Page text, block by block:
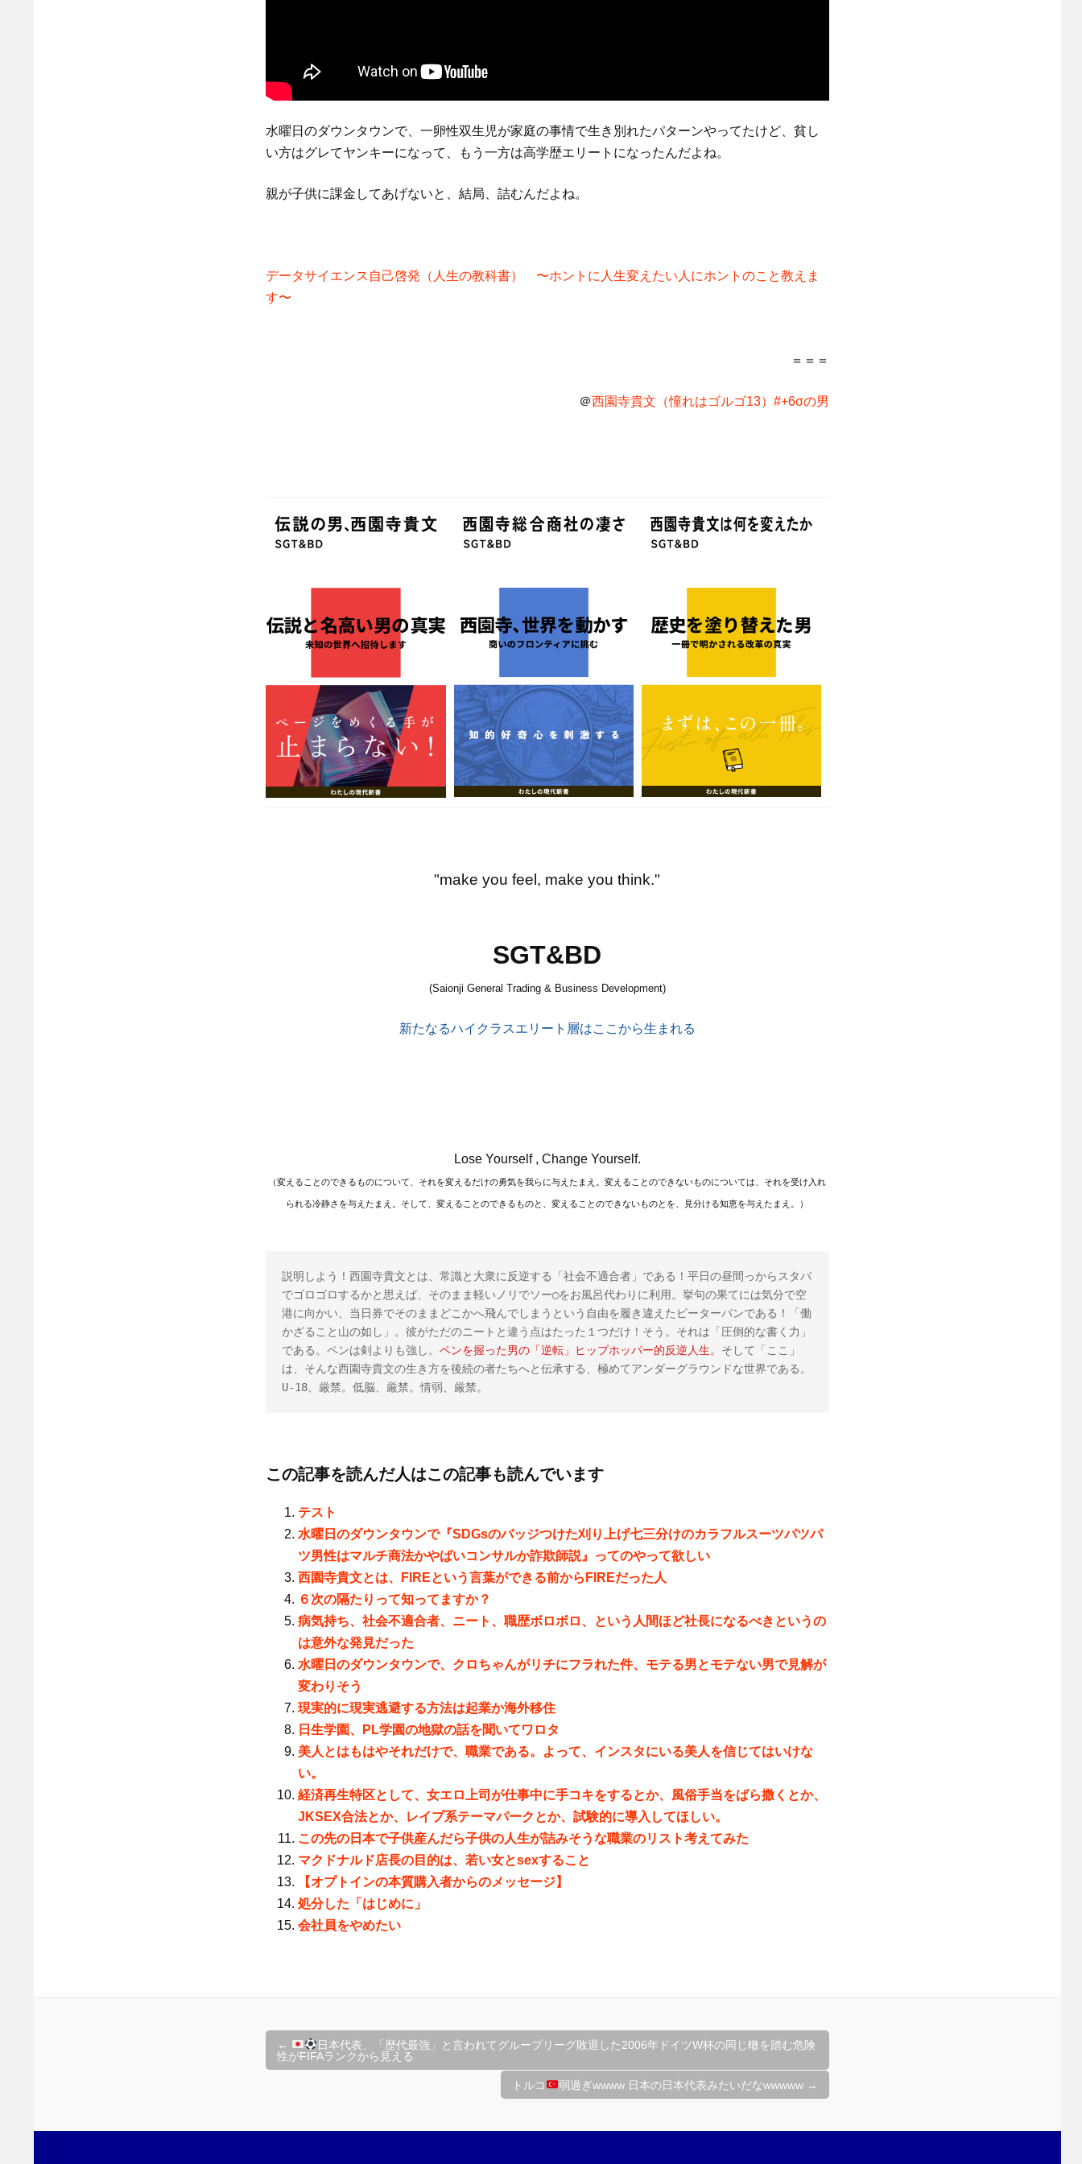
水曜日のダウンタウンで、一卵性双生児が家庭の事情で生き別れたパターンやってたけど、貧し
い方はグレてヤンキーになって、もう一方は高学歴エリートになったんだよね。
親が子供に課金してあげないと、結局、詰むんだよね。
データサイエンス自己啓発（人生の教科書） 〜ホントに人生変えたい人にホントのこと教えま
す〜
＝＝＝
＠西園寺貴文（憧れはゴルゴ13）#+6σの男
"make you feel, make you think."
SGT&BD
(Saionji General Trading & Business Development)
新たなるハイクラスエリート層はここから生まれる
Lose Yourself , Change Yourself.
（変えることのできるものについて、それを変えるだけの勇気を我らに与えたまえ。変えることのできないものについては、それを受け入れ
られる冷静さを与えたまえ。そして、変えることのできるものと、変えることのできないものとを、見分ける知恵を与えたまえ。）
説明しよう！西園寺貴文とは、常識と大衆に反逆する「社会不適合者」である！平日の昼間っからスタバ
でゴロゴロするかと思えば、そのまま軽いノリでソー◯をお風呂代わりに利用。挙句の果てには気分で空
港に向かい、当日券でそのままどこかへ飛んでしまうという自由を履き違えたピーターパンである！「働
かざること山の如し」。彼がただのニートと違う点はたった１つだけ！そう。それは「圧倒的な書く力」
である。ペンは剣よりも強し。 ペンを握った男の「逆転」ヒップホッパー的反逆人生。 そして「ここ」
は、そんな西園寺貴文の生き方を後続の者たちへと伝承する、極めてアンダーグラウンドな世界である。
U-18、厳禁。低脳、厳禁。情弱、厳禁。
この記事を読んだ人はこの記事も読んでいます
テスト
水曜日のダウンタウンで『SDGsのバッジつけた刈り上げ七三分けのカラフルスーツパツパ
ツ男性はマルチ商法かやばいコンサルか詐欺師説』ってのやって欲しい
西園寺貴文とは、FIREという言葉ができる前からFIREだった人
６次の隔たりって知ってますか？
病気持ち、社会不適合者、ニート、職歴ボロボロ、という人間ほど社長になるべきというの
は意外な発見だった
水曜日のダウンタウンで、クロちゃんがリチにフラれた件、モテる男とモテない男で見解が
変わりそう
現実的に現実逃避する方法は起業か海外移住
日生学園、PL学園の地獄の話を聞いてワロタ
美人とはもはやそれだけで、職業である。よって、インスタにいる美人を信じてはいけな
い。
経済再生特区として、女エロ上司が仕事中に手コキをするとか、風俗手当をばら撒くとか、
JKSEX合法とか、レイプ系テーマパークとか、試験的に導入してほしい。
この先の日本で子供産んだら子供の人生が詰みそうな職業のリスト考えてみた
マクドナルド店長の目的は、若い女とsexすること
【オプトインの本質購入者からのメッセージ】
処分した「はじめに」
会社員をやめたい
←
日本代表、「歴代最強」と言われてグループリーグ敗退した2006年ドイツW杯の同じ轍を踏む危険
性がFIFAランクから見える
トルコ 弱過ぎwwww 日本の日本代表みたいだなwwwww →